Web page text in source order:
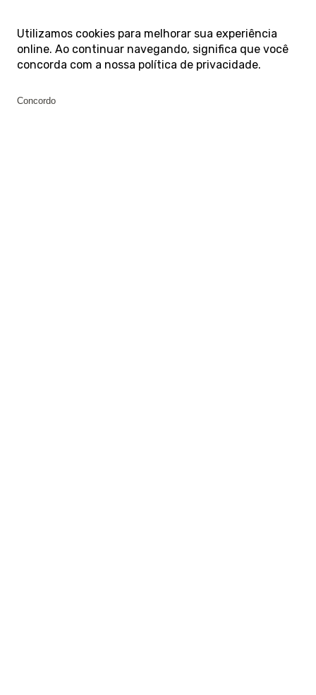
Utilizamos cookies para melhorar sua experiência
online. Ao continuar navegando, significa que você
concorda com a nossa política de privacidade.
Concordo